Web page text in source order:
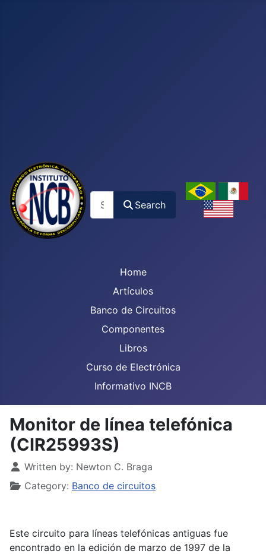
Search
Home
Artículos
Banco de Circuitos
Componentes
Libros
Curso de Electrónica
Informativo INCB
Monitor de línea telefónica
(CIR25993S)
Details
Written by: Newton C. Braga
Category: Banco de circuitos
Este circuito para líneas telefónicas antiguas fue
encontrado en la edición de marzo de 1997 de la